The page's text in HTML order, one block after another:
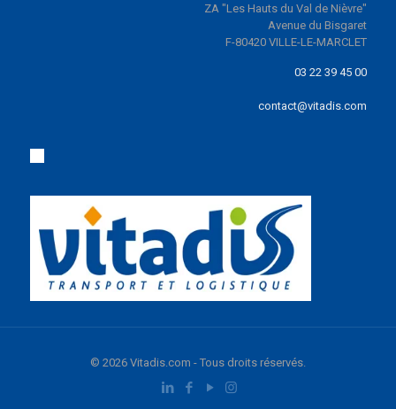
ZA "Les Hauts du Val de Nièvre"
Avenue du Bisgaret
F-80420 VILLE-LE-MARCLET
03 22 39 45 00
contact@vitadis.com
© 2026 Vitadis.com - Tous droits réservés.